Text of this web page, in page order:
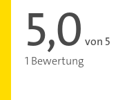
5,0 von 5
1 Bewertung